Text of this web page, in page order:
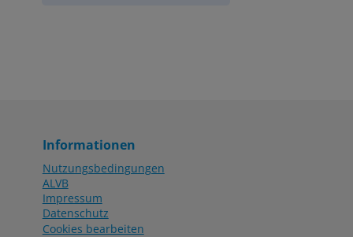
Informationen
Nutzungsbedingungen
ALVB
Impressum
Datenschutz
Cookies bearbeiten